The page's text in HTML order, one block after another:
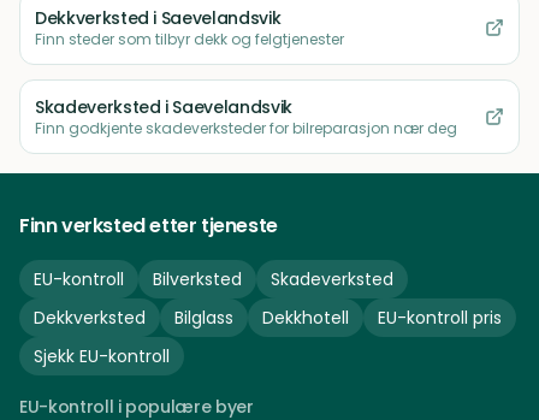
Dekkverksted i Saevelandsvik
Finn steder som tilbyr dekk og felgtjenester
Skadeverksted i Saevelandsvik
Finn godkjente skadeverksteder for bilreparasjon nær deg
Finn verksted etter tjeneste
EU-kontroll Bilverksted
Skadeverksted
Dekkverksted
Bilglass Dekkhotell
EU-kontroll pris
Sjekk EU-kontroll
EU-kontroll i populære byer